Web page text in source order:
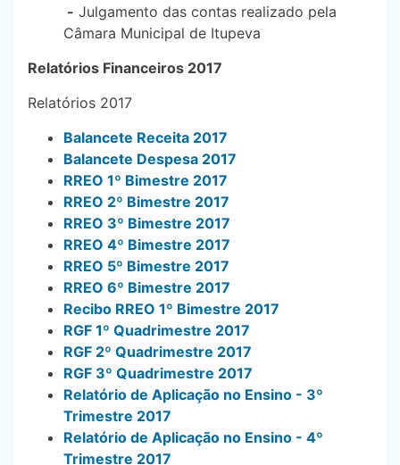
- Julgamento das contas realizado pela
Câmara Municipal de Itupeva
Relatórios Financeiros 2017
Relatórios 2017
Balancete Receita 2017
Balancete Despesa 2017
RREO 1º Bimestre 2017
RREO 2º Bimestre 2017
RREO 3º Bimestre 2017
RREO 4º Bimestre 2017
RREO 5º Bimestre 2017
RREO 6º Bimestre 2017
Recibo RREO 1º Bimestre 2017
RGF 1º Quadrimestre 2017
RGF 2º Quadrimestre 2017
RGF 3º Quadrimestre 2017
Relatório de Aplicação no Ensino - 3º
Trimestre 2017
Relatório de Aplicação no Ensino - 4º
Trimestre 2017